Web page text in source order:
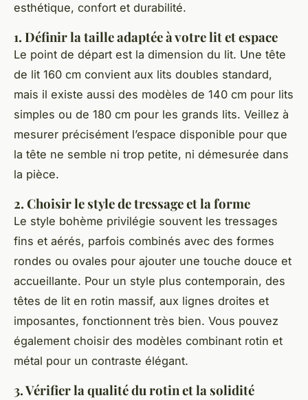
esthétique, confort et durabilité.
1. Définir la taille adaptée à votre lit et espace
Le point de départ est la dimension du lit. Une tête
de lit 160 cm convient aux lits doubles standard,
mais il existe aussi des modèles de 140 cm pour lits
simples ou de 180 cm pour les grands lits. Veillez à
mesurer précisément l’espace disponible pour que
la tête ne semble ni trop petite, ni démesurée dans
la pièce.
2. Choisir le style de tressage et la forme
Le style bohème privilégie souvent les tressages
fins et aérés, parfois combinés avec des formes
rondes ou ovales pour ajouter une touche douce et
accueillante. Pour un style plus contemporain, des
têtes de lit en rotin massif, aux lignes droites et
imposantes, fonctionnent très bien. Vous pouvez
également choisir des modèles combinant rotin et
métal pour un contraste élégant.
3. Vérifier la qualité du rotin et la solidité